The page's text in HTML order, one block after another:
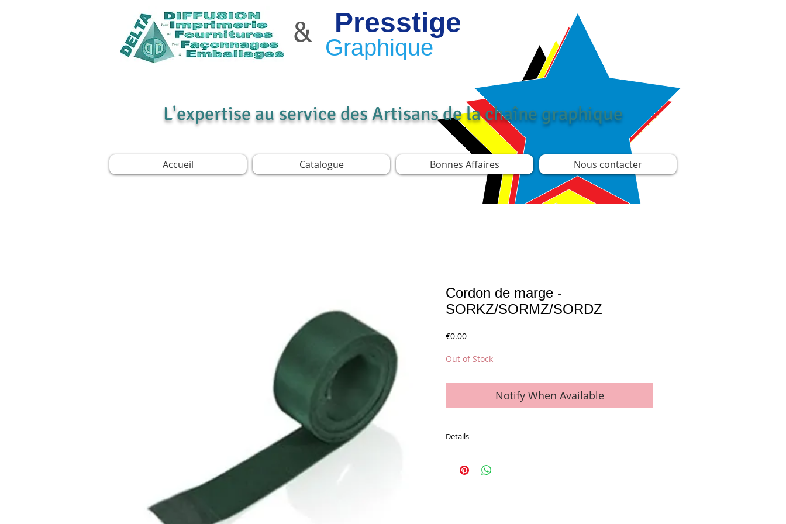
& Presstige
Graphique
L'expertise au service des Artisans de la chaîne graphique
Accueil Catalogue Bonnes Affaires Nous contacter
Cordon de marge -
SORKZ/SORMZ/SORDZ
€0.00Price
Out of Stock
Notify When Available
Details